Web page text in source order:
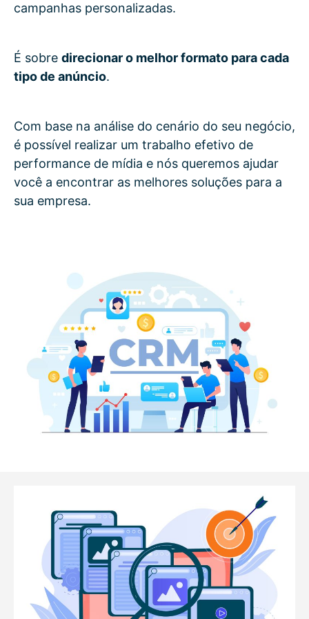
campanhas personalizadas.
É sobre direcionar o melhor formato para cada
tipo de anúncio.
Com base na análise do cenário do seu negócio,
é possível realizar um trabalho efetivo de
performance de mídia e nós queremos ajudar
você a encontrar as melhores soluções para a
sua empresa.